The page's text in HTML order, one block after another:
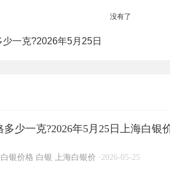
少一克?2026年5月25日
没有了
少一克?2026年5月25日上海白银
银价格 白银 上海白银价 · 2026-05-25